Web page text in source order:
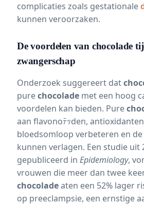
complicaties zoals gestationale
kunnen veroorzaken.
De voordelen van chocolade
zwangerschap
Onderzoek suggereert dat
purechocolade met een hoog
voordelen kan bieden. Pure
aan flavonoﾃｯden,
bloedsomloop verbeteren en
kunnen verlagen. Een studie uit
gepubliceerd in Epidemiology,
vrouwen die meer dan twee
chocoladeaten een 52% lager
op preeclampsie, een ernstige